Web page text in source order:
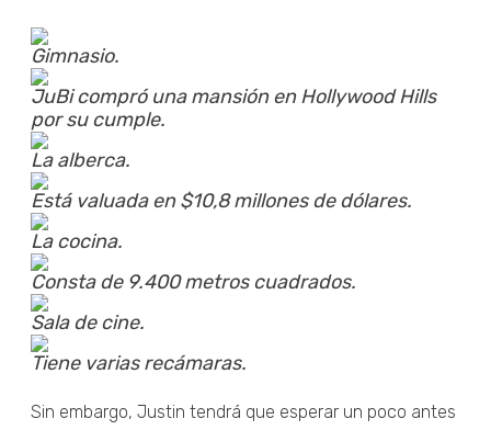
Gimnasio.
JuBi compró una mansión en Hollywood Hills
por su cumple.
La alberca.
Está valuada en $10,8 millones de dólares.
La cocina.
Consta de 9.400 metros cuadrados.
Sala de cine.
Tiene varias recámaras.
Sin embargo, Justin tendrá que esperar un poco antes